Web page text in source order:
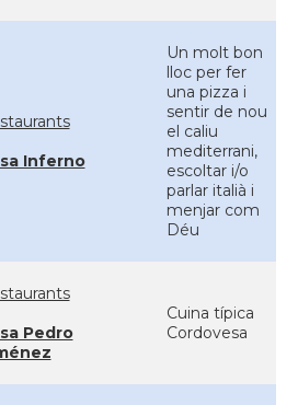
Inferno
Un molt bon
lloc per fer
una pizza i
sentir de nou
el caliu
mediterrani,
escoltar i/o
parlar italià i
menjar com
Déu
Pedro
Cuina típica
Cordovesa